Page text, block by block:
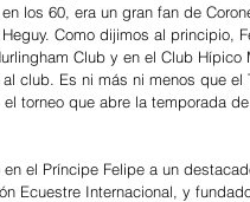
los 60, era un gran fan de
Como dijimos al principio,
Club y en el Club
club. Es ni más ni menos que
torneo que abre la temporada
el Príncipe Felipe a un
Ecuestre Internacional, y